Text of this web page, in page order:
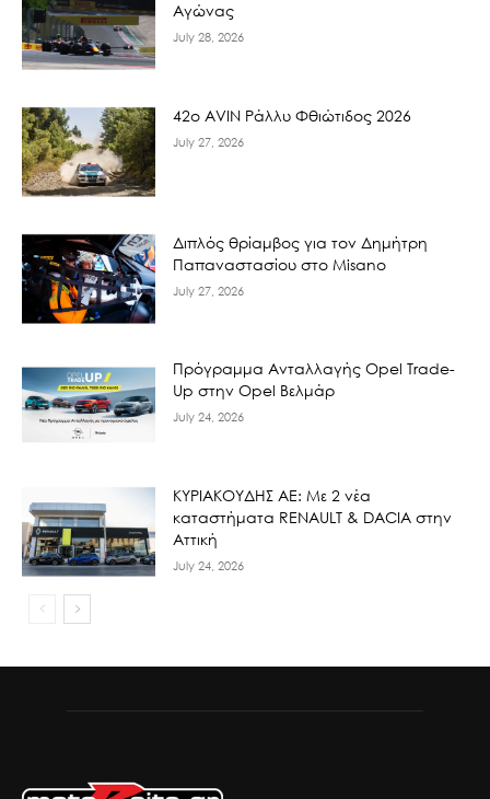
Αγώνας
July 28, 2026
42ο AVIN Ράλλυ Φθιώτιδος 2026
July 27, 2026
Διπλός θρίαμβος για τον Δημήτρη
Παπαναστασίου στο Misano
July 27, 2026
Πρόγραμμα Ανταλλαγής Opel Trade-
Up στην Opel Βελμάρ
July 24, 2026
ΚΥΡΙΑΚΟΥΔΗΣ ΑΕ: Με 2 νέα
καταστήματα RENAULT & DACIA στην
Αττική
July 24, 2026